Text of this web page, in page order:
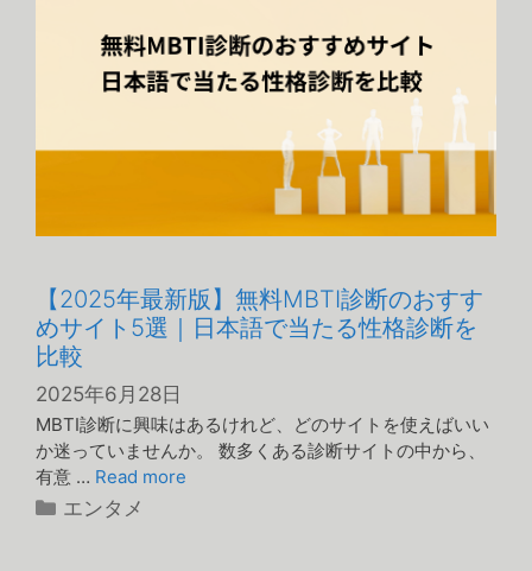
【2025年最新版】無料MBTI診断のおすす
めサイト5選｜日本語で当たる性格診断を
比較
2025年6月28日
MBTI診断に興味はあるけれど、どのサイトを使えばいい
か迷っていませんか。 数多くある診断サイトの中から、
有意 … Read more
カ
エンタメ